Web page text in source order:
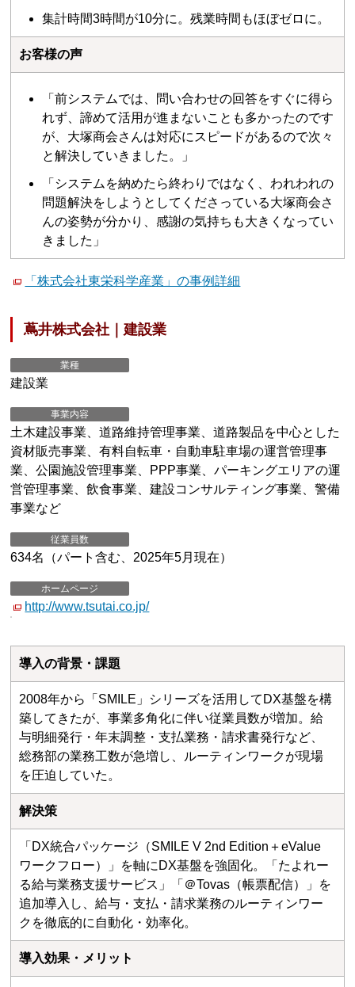
集計時間3時間が10分に。残業時間もほぼゼロに。
お客様の声
「前システムでは、問い合わせの回答をすぐに得ら
れず、諦めて活用が進まないことも多かったのです
が、大塚商会さんは対応にスピードがあるので次々
と解決していきました。」
「システムを納めたら終わりではなく、われわれの
問題解決をしようとしてくださっている大塚商会さ
んの姿勢が分かり、感謝の気持ちも大きくなってい
きました」
「株式会社東栄科学産業」の事例詳細
蔦井株式会社｜建設業
業種
建設業
事業内容
土木建設事業、道路維持管理事業、道路製品を中心とした
資材販売事業、有料自転車・自動車駐車場の運営管理事
業、公園施設管理事業、PPP事業、パーキングエリアの運
営管理事業、飲食事業、建設コンサルティング事業、警備
事業など
従業員数
634名（パート含む、2025年5月現在）
ホームページ
http://www.tsutai.co.jp/
導入の背景・課題
2008年から「SMILE」シリーズを活用してDX基盤を構
築してきたが、事業多角化に伴い従業員数が増加。給
与明細発行・年末調整・支払業務・請求書発行など、
総務部の業務工数が急増し、ルーティンワークが現場
を圧迫していた。
解決策
「DX統合パッケージ（SMILE V 2nd Edition＋eValue
ワークフロー）」を軸にDX基盤を強固化。「たよれー
る給与業務支援サービス」「＠Tovas（帳票配信）」を
追加導入し、給与・支払・請求業務のルーティンワー
クを徹底的に自動化・効率化。
導入効果・メリット